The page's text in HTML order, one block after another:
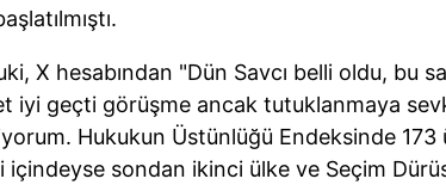
X hesabından "Dün Savcı belli oldu, bu
iyi geçti görüşme ancak tutuklanmaya
Hukukun Üstünlüğü Endeksinde 173
içindeyse sondan ikinci ülke ve Seçim